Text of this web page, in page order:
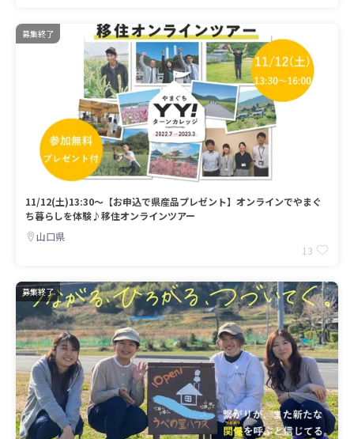
募集終了
11/12(土)13:30～【お申込で県産品プレゼント】オンラインでやまぐ
ち暮らしを体験♪移住オンラインツアー
山口県
13
募集終了